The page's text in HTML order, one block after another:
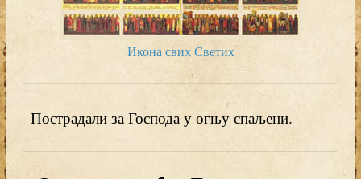
Икона свих Светих
Пострадали за Господа у огњу спаљени.